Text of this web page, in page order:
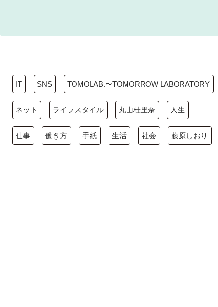
IT SNS TOMOLAB.〜TOMORROW LABORATORY
ネット ライフスタイル 丸山桂里奈 人生
仕事 働き方 手紙 生活 社会 藤原しおり